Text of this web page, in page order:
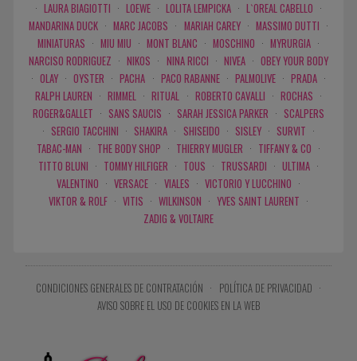
· LAURA BIAGIOTTI · LOEWE · LOLITA LEMPICKA · L`OREAL CABELLO ·
MANDARINA DUCK · MARC JACOBS · MARIAH CAREY · MASSIMO DUTTI ·
MINIATURAS · MIU MIU · MONT BLANC · MOSCHINO · MYRURGIA ·
NARCISO RODRIGUEZ · NIKOS · NINA RICCI · NIVEA · OBEY YOUR BODY
· OLAY · OYSTER · PACHA · PACO RABANNE · PALMOLIVE · PRADA ·
RALPH LAUREN · RIMMEL · RITUAL · ROBERTO CAVALLI · ROCHAS ·
ROGER&GALLET · SANS SAUCIS · SARAH JESSICA PARKER · SCALPERS
· SERGIO TACCHINI · SHAKIRA · SHISEIDO · SISLEY · SURVIT ·
TABAC-MAN · THE BODY SHOP · THIERRY MUGLER · TIFFANY & CO ·
TITTO BLUNI · TOMMY HILFIGER · TOUS · TRUSSARDI · ULTIMA ·
VALENTINO · VERSACE · VIALES · VICTORIO Y LUCCHINO ·
VIKTOR & ROLF · VITIS · WILKINSON · YVES SAINT LAURENT ·
ZADIG & VOLTAIRE
CONDICIONES GENERALES DE CONTRATACIÓN · POLÍTICA DE PRIVACIDAD ·
AVISO SOBRE EL USO DE COOKIES EN LA WEB